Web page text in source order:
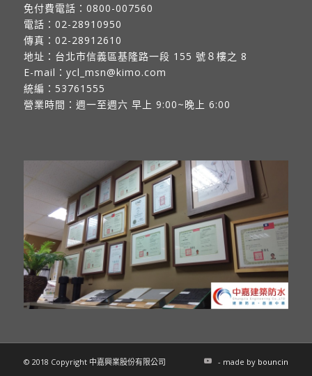
免付費電話： 0800-007560
電話： 02-28910950
傳真： 02-28912610
地址： 台北市信義區基隆路一段 155 號８樓之 8
E-mail： ycl_msn@kimo.com
統編：53761555
營業時間：週一至週六 早上 9:00~晚上 6:00
© 2018 Copyright 中嘉興業股份有限公司 - made by bouncin